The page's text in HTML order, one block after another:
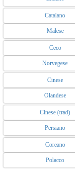
Catalano
Malese
Ceco
Norvegese
Cinese
Olandese
Cinese (trad)
Persiano
Coreano
Polacco